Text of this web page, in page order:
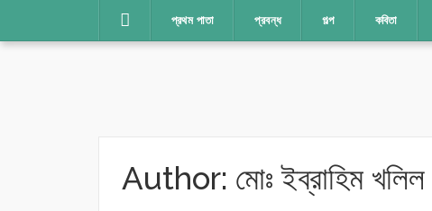
প্রথম পাতা প্রবন্ধ গল্প কবিতা
Author: মোঃ ইব্রাহিম খলিল